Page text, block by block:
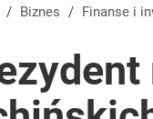
/ Biznes / Finanse i